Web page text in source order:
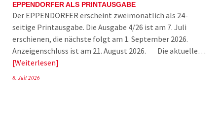
EPPENDORFER ALS PRINTAUSGABE
Der EPPENDORFER erscheint zweimonatlich als 24-
seitige Printausgabe. Die Ausgabe 4/26 ist am 7. Juli
erschienen, die nächste folgt am 1. September 2026.
Anzeigenschluss ist am 21. August 2026. Die aktuelle…
Weiterlesen
8. Juli 2026